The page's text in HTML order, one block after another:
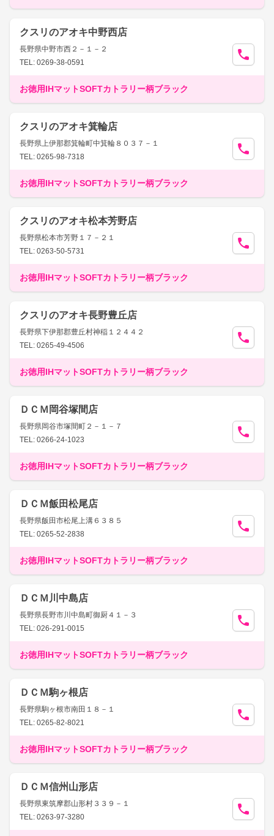
クスリのアオキ中野西店
長野県中野市西２－１－２
TEL: 0269-38-0591
お徳用IHマットSOFTカトラリー柄ブラック
クスリのアオキ箕輪店
長野県上伊那郡箕輪町中箕輪８０３７－１
TEL: 0265-98-7318
お徳用IHマットSOFTカトラリー柄ブラック
クスリのアオキ松本芳野店
長野県松本市芳野１７－２１
TEL: 0263-50-5731
お徳用IHマットSOFTカトラリー柄ブラック
クスリのアオキ長野豊丘店
長野県下伊那郡豊丘村神稲１２４４２
TEL: 0265-49-4506
お徳用IHマットSOFTカトラリー柄ブラック
ＤＣＭ岡谷塚間店
長野県岡谷市塚間町２－１－７
TEL: 0266-24-1023
お徳用IHマットSOFTカトラリー柄ブラック
ＤＣＭ飯田松尾店
長野県飯田市松尾上溝６３８５
TEL: 0265-52-2838
お徳用IHマットSOFTカトラリー柄ブラック
ＤＣＭ川中島店
長野県長野市川中島町御厨４１－３
TEL: 026-291-0015
お徳用IHマットSOFTカトラリー柄ブラック
ＤＣＭ駒ヶ根店
長野県駒ヶ根市南田１８－１
TEL: 0265-82-8021
お徳用IHマットSOFTカトラリー柄ブラック
ＤＣＭ信州山形店
長野県東筑摩郡山形村３３９－１
TEL: 0263-97-3280